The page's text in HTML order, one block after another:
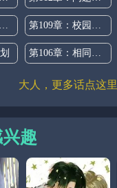
第110章：超出预期 第109章：校园霸凌
第106章：相同的表情
大人，更多话点这里
趣